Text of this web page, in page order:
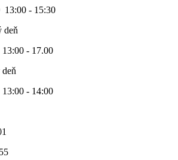
13:00 - 15:30
deň
- 17.00
- 14:00